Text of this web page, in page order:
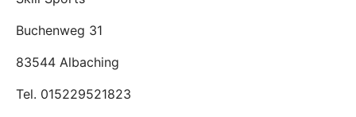
Buchenweg 31
83544 Albaching
Tel. 015229521823